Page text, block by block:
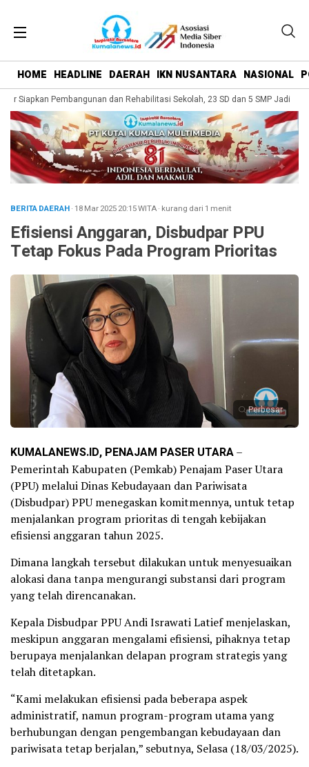
HOME HEADLINE DAERAH IKN NUSANTARA NASIONAL
Siapkan Pembangunan dan Rehabilitasi Sekolah, 23 SD dan 5 SMP Jadi
BERITA DAERAH· 18 Mar 202520:15WITA· kurang dari 1 menit
Efisiensi Anggaran, Disbudpar PPU
Tetap Fokus Pada Program Prioritas
Perbesar
KUMALANEWS.ID, PENAJAM PASER UTARA–
Pemerintah Kabupaten (Pemkab) Penajam Paser Utara
(PPU) melalui Dinas Kebudayaan dan Pariwisata
(Disbudpar) PPU menegaskan komitmennya, untuk tetap
menjalankan program prioritas di tengah kebijakan
efisiensi anggaran tahun 2025.
Dimana langkah tersebut dilakukan untuk menyesuaikan
alokasi dana tanpa mengurangi substansi dari program
yang telah direncanakan.
Kepala Disbudpar PPU Andi Israwati Latief menjelaskan,
meskipun anggaran mengalami efisiensi, pihaknya tetap
berupaya menjalankan delapan program strategis yang
telah ditetapkan.
“Kami melakukan efisiensi pada beberapa aspek
administratif, namun program-program utama yang
berhubungan dengan pengembangan kebudayaan dan
pariwisata tetap berjalan,” sebutnya, Selasa (18/03/2025).